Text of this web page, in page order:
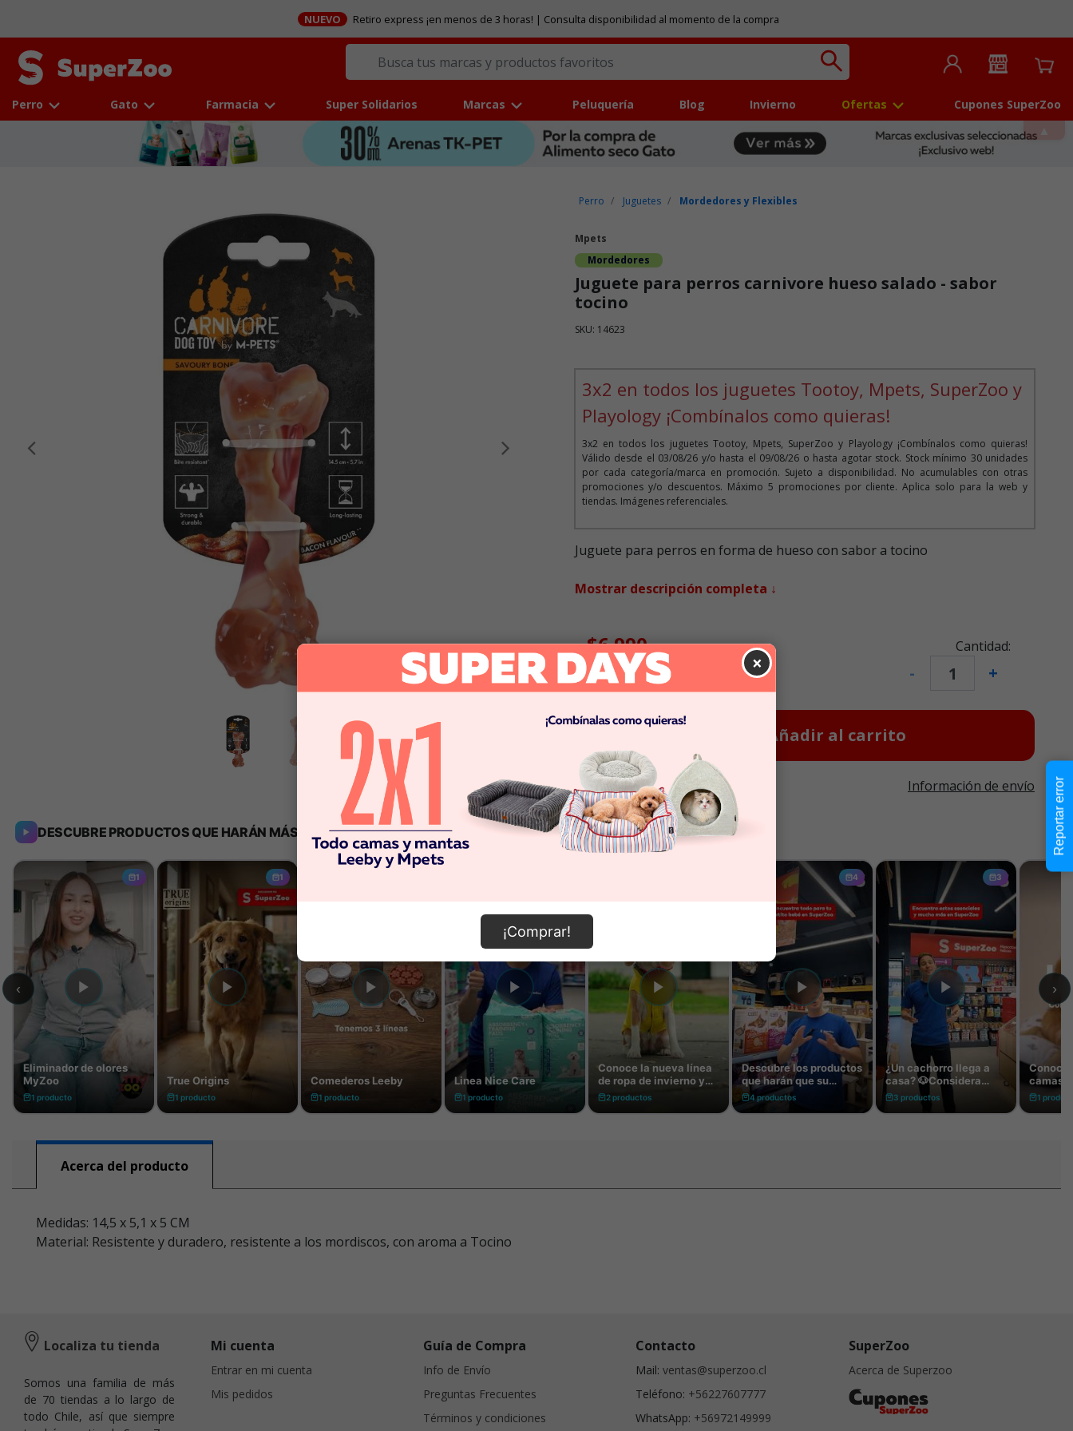
NUEVO Retiro express ¡en menos de 3 horas! | Consulta disponibilidad al momento de la compra
Perro Gato Farmacia Super Solidarios Marcas Peluquería Blog Invierno Ofertas Cupones SuperZoo
Anterior
Perro Juguetes Mordedores y Flexibles
Mpets
Mordedores
Juguete para perros carnivore hueso salado - sabor
tocino
SKU: 14623
3x2 en todos los juguetes Tootoy, Mpets, SuperZoo y
Playology ¡Combínalos como quieras!
3x2 en todos los juguetes Tootoy, Mpets, SuperZoo y Playology ¡Combínalos como quieras!
Válido desde el 03/08/26 y/o hasta el 09/08/26 o hasta agotar stock. Stock mínimo 30 unidades
por cada categoría/marca en promoción. Sujeto a disponibilidad. No acumulables con otras
promociones y/o descuentos. Máximo 5 promociones por cliente. Aplica solo para la web y
tiendas. Imágenes referenciales.
Juguete para perros en forma de hueso con sabor a tocino
Mostrar descripción completa ↓
Cantidad:
- +
$6.990
En Stock
Añadir al carrito
Información de envío
Acerca del producto
Medidas: 14,5 x 5,1 x 5 CM
Material: Resistente y duradero, resistente a los mordiscos, con aroma a Tocino
×
¡Comprar!
Localiza tu tienda
Somos una familia de más
de 70 tiendas a lo largo de
todo Chile, así que siempre
Mi cuenta
Entrar en mi cuenta
Mis pedidos
Guía de Compra
Info de Envío
Preguntas Frecuentes
Términos y condiciones
Contacto
Mail: ventas@superzoo.cl
Teléfono: +56227607777
WhatsApp: +56972149999
SuperZoo
Acerca de Superzoo
Reportar error